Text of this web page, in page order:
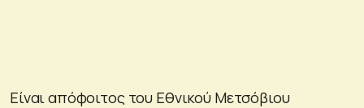
Είναι απόφοιτος του Εθνικού Μετσόβιου